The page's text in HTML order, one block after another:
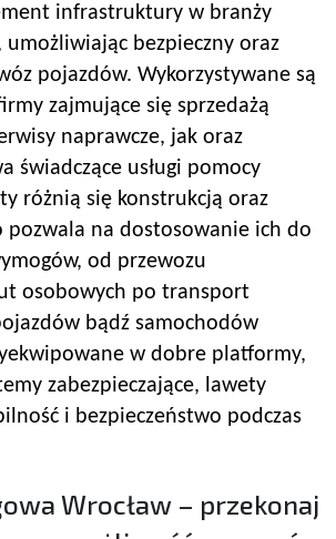
infrastruktury w branży
bezpieczny oraz
pojazdów. Wykorzystywane są
zajmujące się sprzedażą
naprawcze, jak oraz
świadczące usługi pomocy
różnią się konstrukcją oraz
pozwala na dostosowanie ich do
od przewozu
osobowych po transport
bądź samochodów
w dobre platformy,
zabezpieczające, lawety
i bezpieczeństwo podczas
Wrocław – przekonaj